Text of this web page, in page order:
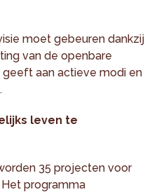
moet gebeuren dankzij
van de openbare
aan actieve modi en
leven te
35 projecten voor
programma